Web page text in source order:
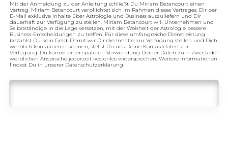
Mit der Anmeldung zu der Anleitung schließt Du Miriam Betancourt einen
Vertrag. Miriam Betancourt verpflichtet sich im Rahmen dieses Vertrages, Dir per
E-Mail exklusive Inhalte über Astrologie und Business auszuliefern und Dir
dauerhaft zur Verfügung zu stellen. Miriam Betancourt will Unternehmen und
Selbstständige in die Lage versetzen, mit der Weisheit der Astrologie bessere
Business-Entscheidungen zu treffen. Für diese umfangreiche Dienstleistung
bezahlst Du kein Geld. Damit wir Dir die Inhalte zur Verfügung stellen und Dich
werblich kontaktieren können, stellst Du uns Deine Kontaktdaten zur
Verfügung. Du kannst einer späteren Verwendung Deiner Daten zum Zweck der
werblichen Ansprache jederzeit kostenlos widersprechen. Weitere Informationen
findest Du in unserer Datenschutzerklärung